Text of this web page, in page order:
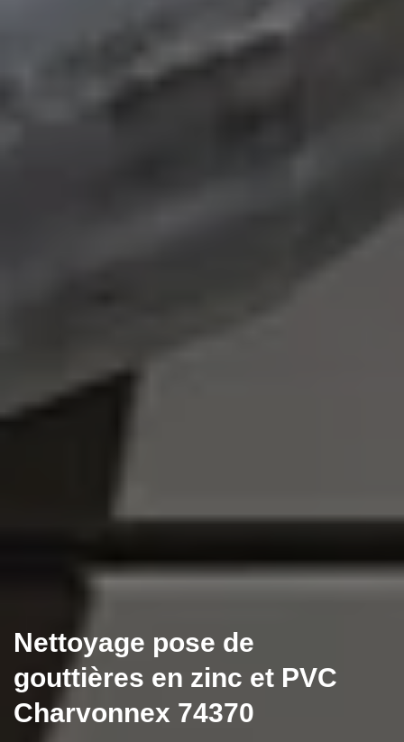
Nettoyage pose de
gouttières en zinc et PVC
Charvonnex 74370